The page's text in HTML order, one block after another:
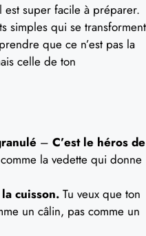
super facile à préparer.
simples qui se transforment
que ce n’est pas la
celle de ton
– C’est le héros de
comme la vedette qui donne
cuisson. Tu veux que ton
un câlin, pas comme un